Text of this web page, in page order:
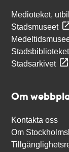
Medioteket,
Stadsmuseet
Stadsbiblioteket
Stadsarkivet
Om
Kontakta oss
Om